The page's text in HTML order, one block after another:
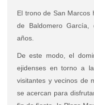
El trono de San Marcos
de Baldomero García,
años.
De este modo, el
ejidenses en torno a
visitantes y vecinos de
se acercan para